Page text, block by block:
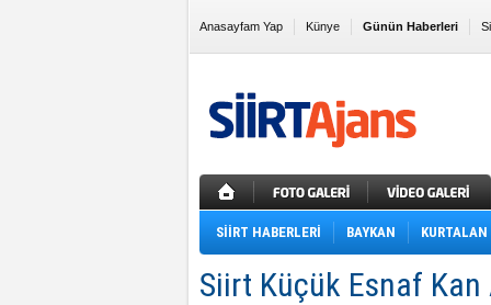
Anasayfam Yap Künye Günün Haberleri
Sık Kullanılanlara Ekle
SİİRT HABERLERİ BAYKAN KURTALAN
Siirt Küçük Esnaf Kan